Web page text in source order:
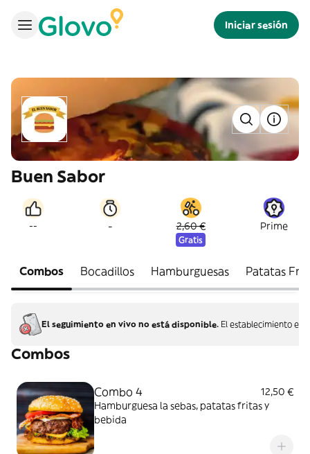
Iniciar sesión
Buen Sabor
-- - 2,60 €
Gratis
Prime
Combos Bocadillos Hamburguesas Patatas
El seguimiento en vivo no está disponible. El establecimiento
Combos
Combo 4
12,50 €
Hamburguesa la sebas, patatas fritas y
bebida